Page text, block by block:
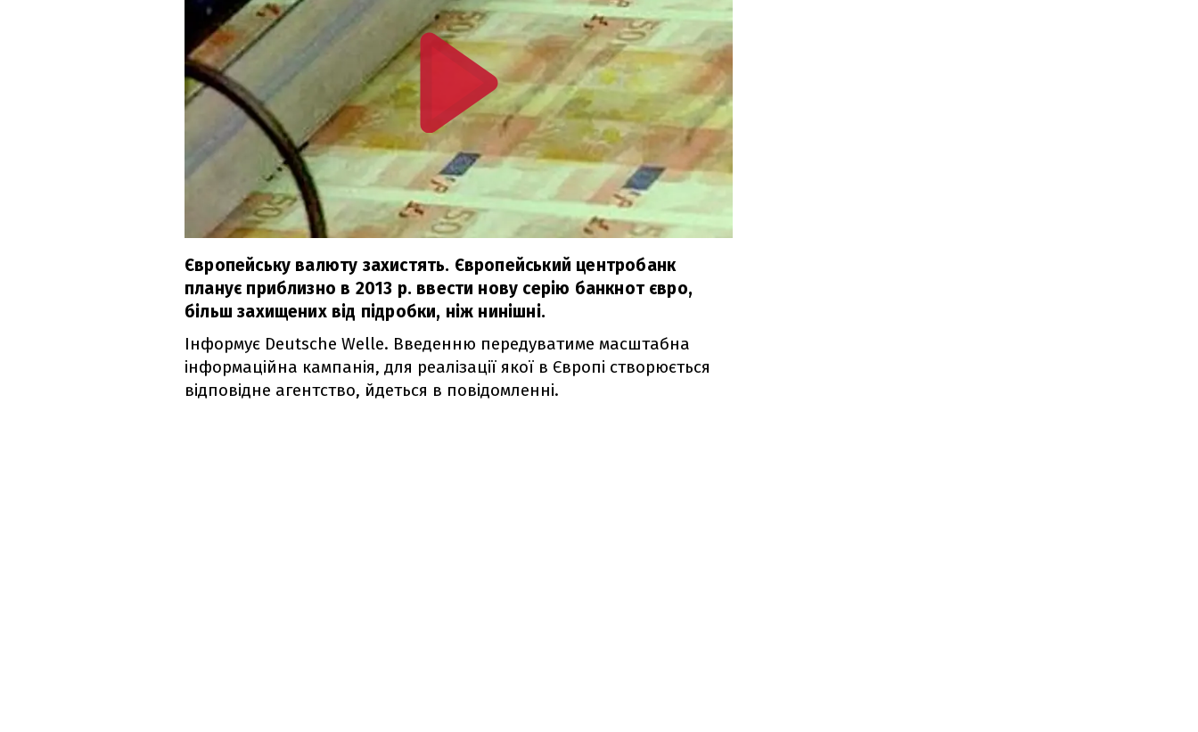
Європейську валюту захистять. Європейський центробанк
планує приблизно в 2013 р. ввести нову серію банкнот євро,
більш захищених від підробки, ніж нинішні.
Інформує Deutsche Welle. Введенню передуватиме масштабна
інформаційна кампанія, для реалізації якої в Європі створюється
відповідне агентство, йдеться в повідомленні.